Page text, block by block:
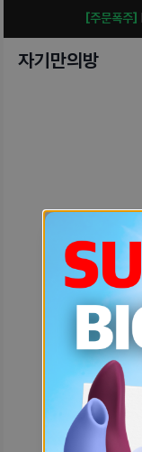
[주문폭주]
자기만의방